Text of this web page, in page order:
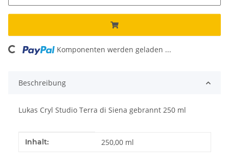
Loading... Komponenten werden geladen ...
Beschreibung
Lukas Cryl Studio Terra di Siena gebrannt 250 ml
Produkteigenschaft
Wert
Inhalt: 250,00 ml